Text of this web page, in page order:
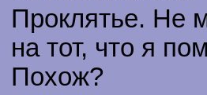
Проклятье. Не
на тот, что я
Похож?